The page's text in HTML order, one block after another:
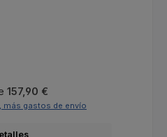
normal:
157,90 €
más gastos de envío